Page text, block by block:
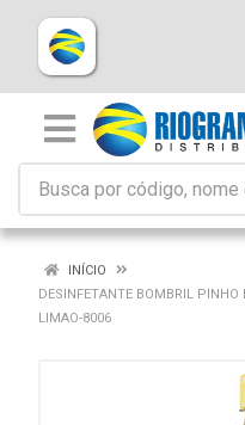
INÍCIO
DESINFETANTE BOMBRIL PINHO
LIMAO-8006